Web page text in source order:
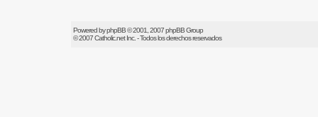
Powered byphpBB© 2001, 2007 phpBB Group
© 2007Catholic.netInc. - Todos los derechos reservados